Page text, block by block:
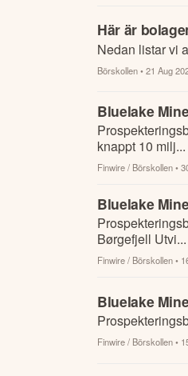
Här är
Nedan listar vi
Börskollen• 21 Aug
Bluelake
knappt 10 milj...
Finwire / Börskollen•
Bluelake
Børgefjell Utvi...
Finwire / Börskollen•
Bluelake
Finwire / Börskollen•